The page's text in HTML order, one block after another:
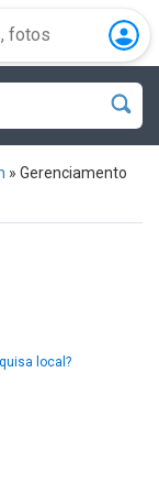
» Gerenciamento
local?